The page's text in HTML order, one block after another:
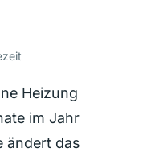
Heizung
im Jahr
ändert das